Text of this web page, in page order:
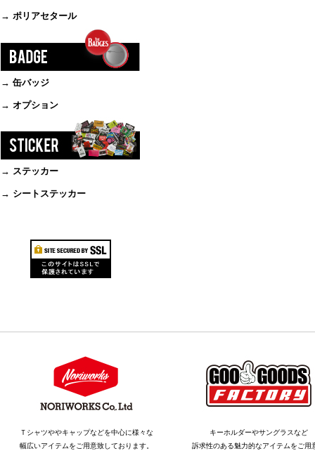
→ ポリアセタール
→ 缶バッジ
→ オプション
→ ステッカー
→ シートステッカー
Ｔシャツややキャップなどを中心に様々な
幅広いアイテムをご用意致しております。
キーホルダーやサングラスなど
訴求性のある魅力的なアイテムをご用